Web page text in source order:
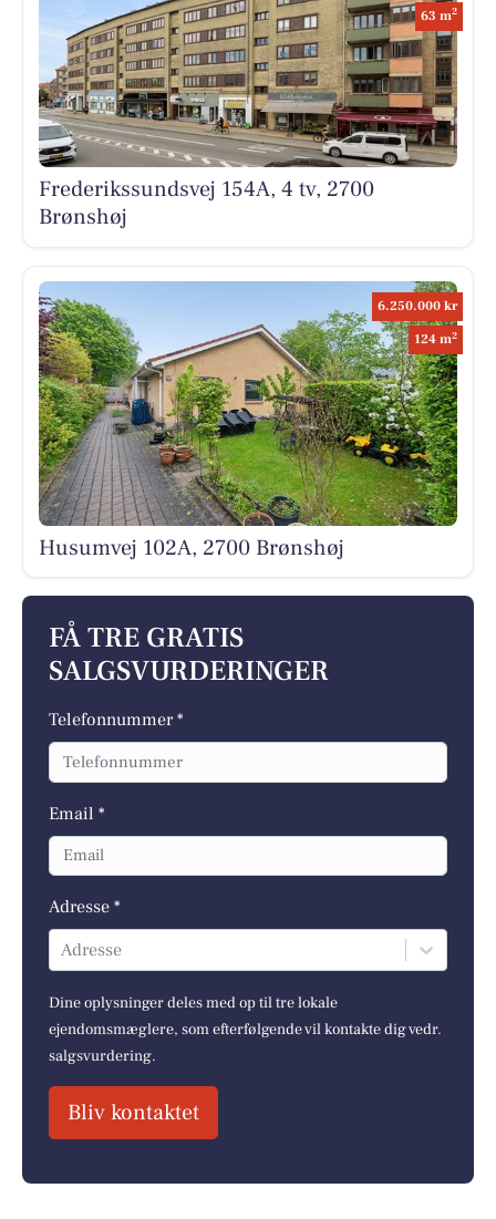
63 m2
Frederikssundsvej 154A, 4 tv, 2700
Brønshøj
6.250.000 kr
124 m2
Husumvej 102A, 2700 Brønshøj
FÅ TRE GRATIS
SALGSVURDERINGER
Telefonnummer *
Email *
Adresse *
Adresse
Dine oplysninger deles med op til tre lokale
ejendomsmæglere, som efterfølgende vil kontakte dig vedr.
salgsvurdering.
Bliv kontaktet